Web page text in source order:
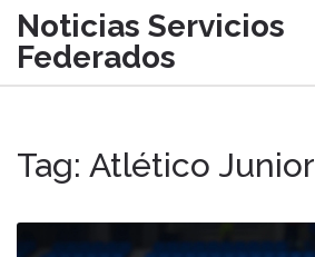
Noticias Servicios
Federados
Tag: Atlético Junior